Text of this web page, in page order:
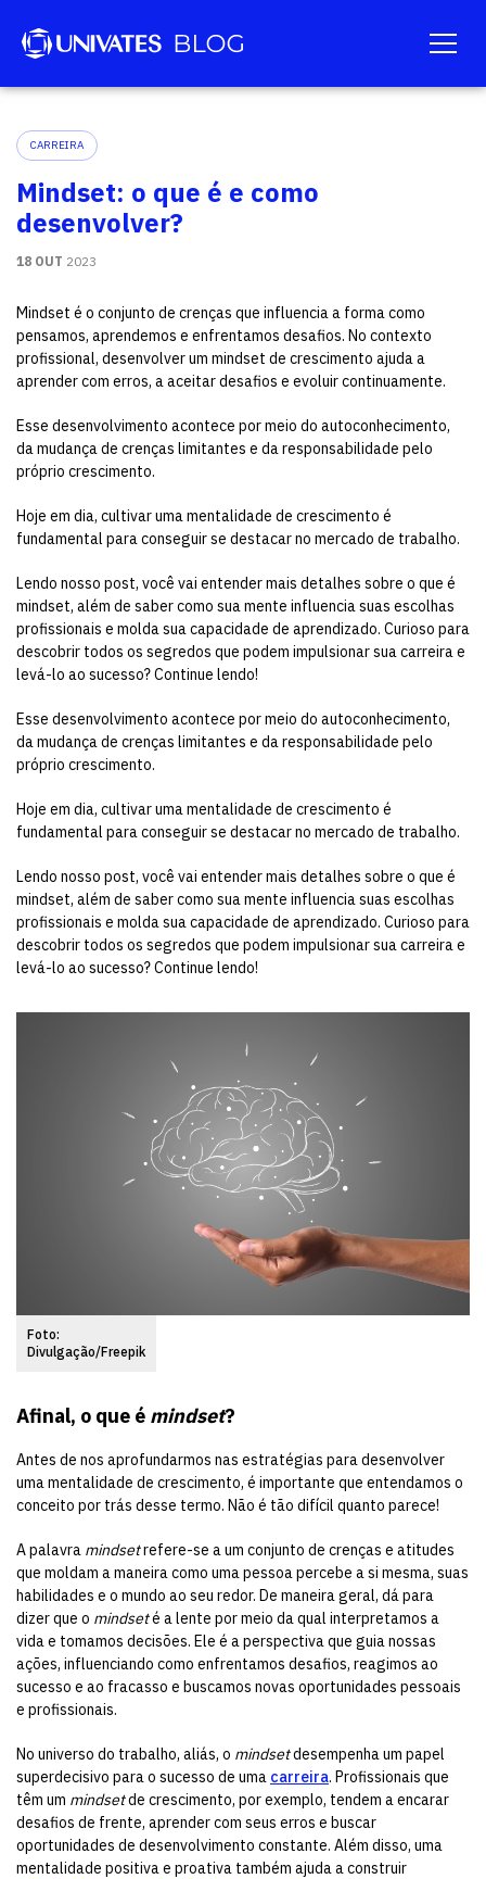
CARREIRA
Mindset: o que é e como
desenvolver?
18 OUT 2023
Mindset é o conjunto de crenças que influencia a forma como
pensamos, aprendemos e enfrentamos desafios. No contexto
profissional, desenvolver um mindset de crescimento ajuda a
aprender com erros, a aceitar desafios e evoluir continuamente.
Esse desenvolvimento acontece por meio do autoconhecimento,
da mudança de crenças limitantes e da responsabilidade pelo
próprio crescimento.
Hoje em dia, cultivar uma mentalidade de crescimento é
fundamental para conseguir se destacar no mercado de trabalho.
Lendo nosso post, você vai entender mais detalhes sobre o que é
mindset, além de saber como sua mente influencia suas escolhas
profissionais e molda sua capacidade de aprendizado. Curioso para
descobrir todos os segredos que podem impulsionar sua carreira e
levá-lo ao sucesso? Continue lendo!
Esse desenvolvimento acontece por meio do autoconhecimento,
da mudança de crenças limitantes e da responsabilidade pelo
próprio crescimento.
Hoje em dia, cultivar uma mentalidade de crescimento é
fundamental para conseguir se destacar no mercado de trabalho.
Lendo nosso post, você vai entender mais detalhes sobre o que é
mindset, além de saber como sua mente influencia suas escolhas
profissionais e molda sua capacidade de aprendizado. Curioso para
descobrir todos os segredos que podem impulsionar sua carreira e
levá-lo ao sucesso? Continue lendo!
Foto:
Divulgação/Freepik
Afinal, o que é mindset?
Antes de nos aprofundarmos nas estratégias para desenvolver
uma mentalidade de crescimento, é importante que entendamos o
conceito por trás desse termo. Não é tão difícil quanto parece!
A palavra mindsetrefere-se a um conjunto de crenças e atitudes
que moldam a maneira como uma pessoa percebe a si mesma, suas
habilidades e o mundo ao seu redor. De maneira geral, dá para
dizer que o mindseté a lente por meio da qual interpretamos a
vida e tomamos decisões. Ele é a perspectiva que guia nossas
ações, influenciando como enfrentamos desafios, reagimos ao
sucesso e ao fracasso e buscamos novas oportunidades pessoais
e profissionais.
No universo do trabalho, aliás, o mindsetdesempenha um papel
superdecisivo para o sucesso de uma carreira. Profissionais que
têm um mindsetde crescimento, por exemplo, tendem a encarar
desafios de frente, aprender com seus erros e buscar
oportunidades de desenvolvimento constante. Além disso, uma
mentalidade positiva e proativa também ajuda a construir